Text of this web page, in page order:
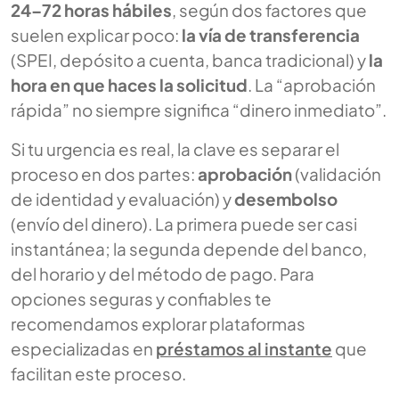
24–72 horas hábiles, según dos factores que
suelen explicar poco: la vía de transferencia
(SPEI, depósito a cuenta, banca tradicional) yla
hora en que haces la solicitud. La “aprobación
rápida” no siempre significa “dinero inmediato”.
Si tu urgencia es real, la clave es separar el
proceso en dos partes:aprobación(validación
de identidad y evaluación) ydesembolso
(envío del dinero). La primera puede ser casi
instantánea; la segunda depende del banco,
del horario y del método de pago. Para
opciones seguras y confiables te
recomendamos explorar plataformas
especializadas en préstamos al instante que
facilitan este proceso.